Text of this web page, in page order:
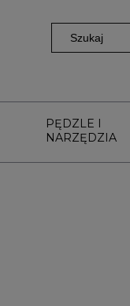
PĘDZLE I
NARZĘDZIA